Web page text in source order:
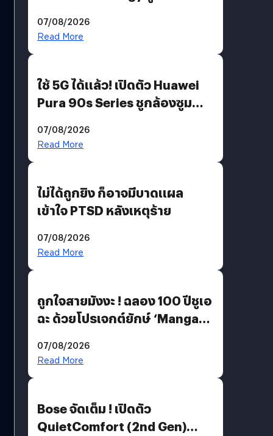
บริโภคและ B2B
07/08/2026
Read More
ใช้ 5G ได้แล้ว! เปิดตัว Huawei
Pura 90s Series ชูกล้องซูม
07/08/2026
Read More
ไม่ได้ถูกยิง ก็อาจมีบาดแผล
เข้าใจ PTSD หลังเหตุร้าย
07/08/2026
Read More
ถูกใจสายมังงะ ! ฉลอง 100 ปีชูเอ
ฉะ ด้วยโปรเจกต์ยักษ์ ‘Manga
มีภาษาไทยด้วย
07/08/2026
Read More
Bose จัดเต็ม ! เปิดตัว
QuietComfort (2nd Gen)